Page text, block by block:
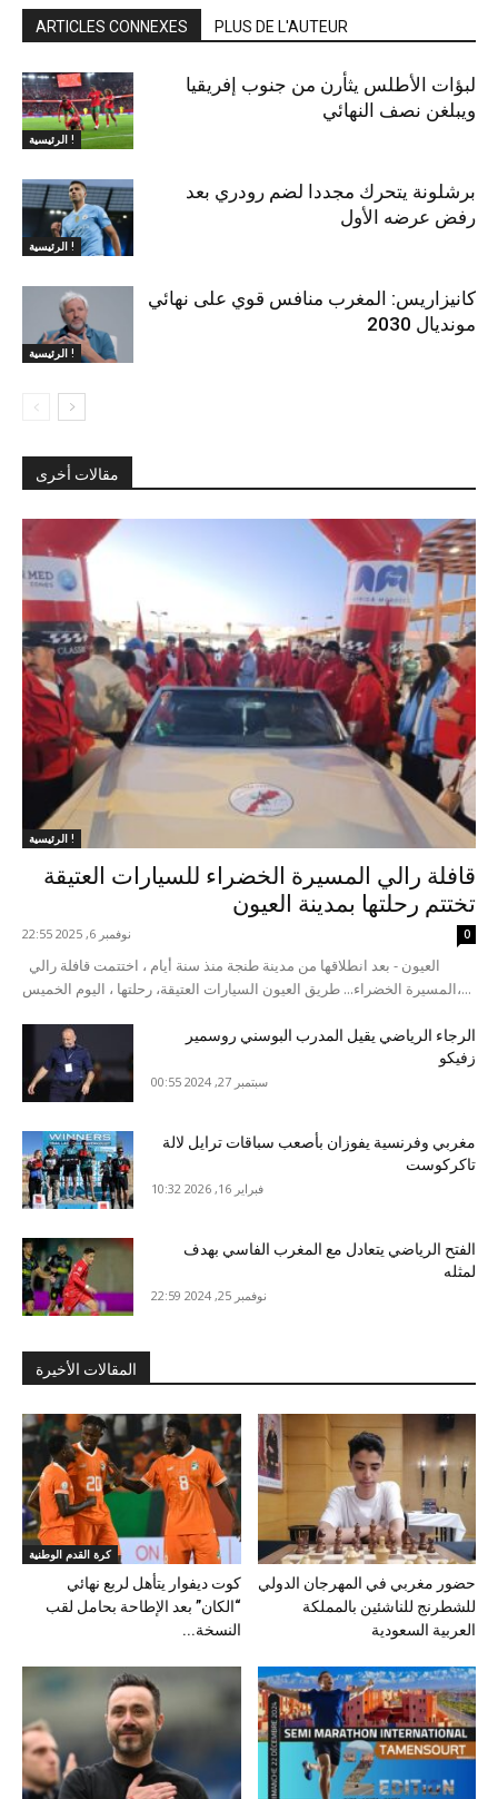
ARTICLES CONNEXES PLUS DE L'AUTEUR
الرئيسية !
لبؤات الأطلس يثأرن من جنوب إفريقيا
ويبلغن نصف النهائي
الرئيسية !
برشلونة يتحرك مجددا لضم رودري بعد
رفض عرضه الأول
الرئيسية !
كانيزاريس: المغرب منافس قوي على نهائي
مونديال 2030
مقالات أخرى
الرئيسية !
قافلة رالي المسيرة الخضراء للسيارات العتيقة
تختتم رحلتها بمدينة العيون
نوفمبر 6, 2025 22:55 0
المسيرة الخضراء... طريق العيون السيارات العتيقة، رحلتها ، اليوم الخميس،...
الرجاء الرياضي يقيل المدرب البوسني روسمير
زفيكو
سبتمبر 27, 2024 00:55
مغربي وفرنسية يفوزان بأصعب سباقات ترايل لالة
تاكركوست
فبراير 16, 2026 10:32
الفتح الرياضي يتعادل مع المغرب الفاسي بهدف
لمثله
نوفمبر 25, 2024 22:59
المقالات الأخيرة
كرة القدم الوطنية
كوت ديفوار يتأهل لربع نهائي
“الكان” بعد الإطاحة بحامل لقب
النسخة...
حضور مغربي في المهرجان الدولي
للشطرنج للناشئين بالمملكة
العربية السعودية